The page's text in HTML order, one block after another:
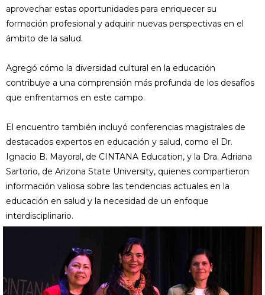
aprovechar estas oportunidades para enriquecer su
formación profesional y adquirir nuevas perspectivas en el
ámbito de la salud.
Agregó cómo la diversidad cultural en la educación
contribuye a una comprensión más profunda de los desafíos
que enfrentamos en este campo.
El encuentro también incluyó conferencias magistrales de
destacados expertos en educación y salud, como el Dr.
Ignacio B. Mayoral, de CINTANA Education, y la Dra. Adriana
Sartorio, de Arizona State University, quienes compartieron
información valiosa sobre las tendencias actuales en la
educación en salud y la necesidad de un enfoque
interdisciplinario.